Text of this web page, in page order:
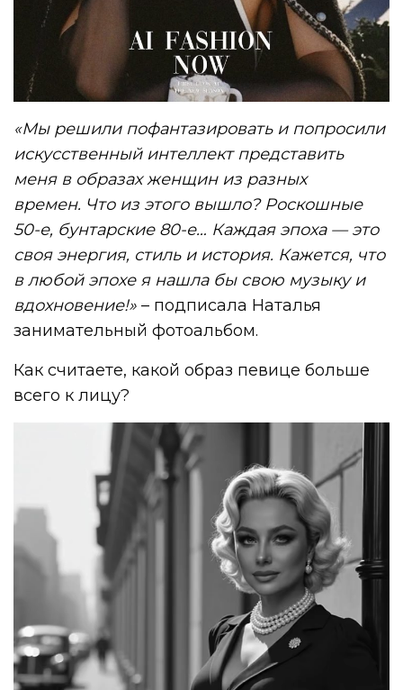
«Мы решили пофантазировать и попросили
искусственный интеллект представить
меня в образах женщин из разных
времен. Что из этого вышло? Роскошные
50-е, бунтарские 80-е… Каждая эпоха — это
своя энергия, стиль и история. Кажется, что
в любой эпохе я нашла бы свою музыку и
вдохновение!» – подписала Наталья
занимательный фотоальбом.
Как считаете, какой образ певице больше
всего к лицу?